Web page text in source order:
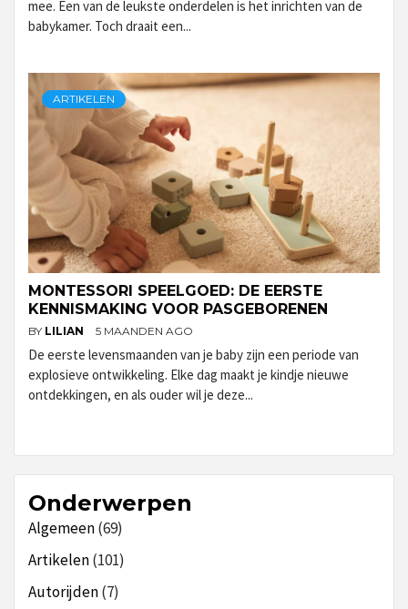
mee. Een van de leukste onderdelen is het inrichten van de
babykamer. Toch draait een...
ARTIKELEN
MONTESSORI SPEELGOED: DE EERSTE
KENNISMAKING VOOR PASGEBORENEN
BY LILIAN 5 MAANDEN AGO
De eerste levensmaanden van je baby zijn een periode van
explosieve ontwikkeling. Elke dag maakt je kindje nieuwe
ontdekkingen, en als ouder wil je deze...
Onderwerpen
Algemeen(69)
Artikelen(101)
Autorijden(7)